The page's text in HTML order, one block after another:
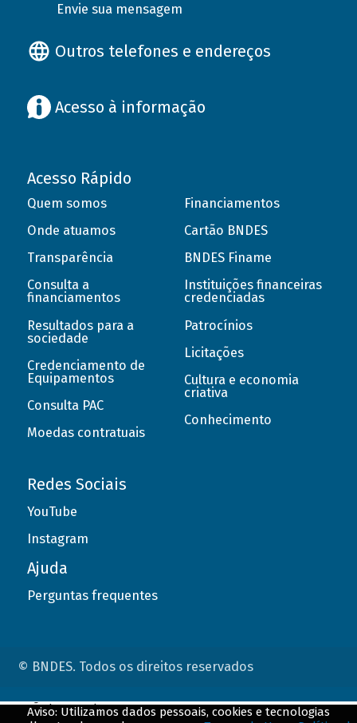
Envie sua mensagem
Outros telefones e endereços
Acesso à informação
Acesso Rápido
Quem somos
Onde atuamos
Transparência
Consulta a
financiamentos
Resultados para a
sociedade
Credenciamento de
Equipamentos
Consulta PAC
Moedas contratuais
Financiamentos
Cartão BNDES
BNDES Finame
Instituições financeiras
credenciadas
Patrocínios
Licitações
Cultura e economia
criativa
Conhecimento
Redes Sociais
YouTube
Instagram
Ajuda
Perguntas frequentes
© BNDES. Todos os direitos reservados
Aviso: Utilizamos dados pessoais, cookies e tecnologias
ConteÃºdo complementar